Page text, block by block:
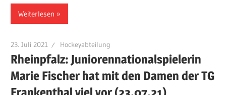
Weiterlesen
23. Juli 2021 Hockeyabteilung
Rheinpfalz: Juniorennationalspielerin
Marie Fischer hat mit den Damen der TG